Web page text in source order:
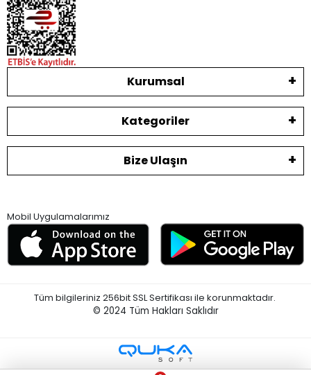
Kurumsal
Kategoriler
Bize Ulaşın
Mobil Uygulamalarımız
Tüm bilgileriniz 256bit SSL Sertifikası ile korunmaktadır.
© 2024 Tüm Hakları Saklıdır